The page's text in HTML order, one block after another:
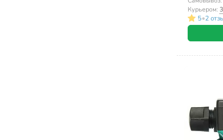
Курьером:
5•2